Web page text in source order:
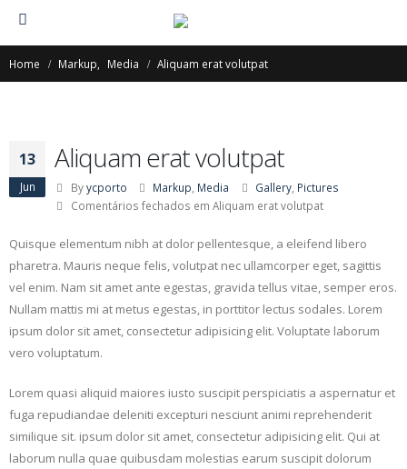
Home Markup Media Aliquam erat volutpat
13
Jun
Aliquam erat volutpat
Byycporto Markup Media Gallery Pictures
Comentários fechados em Aliquam erat volutpat
Quisque elementum nibh at dolor pellentesque, a eleifend libero
pharetra. Mauris neque felis, volutpat nec ullamcorper eget, sagittis
vel enim. Nam sit amet ante egestas, gravida tellus vitae, semper eros.
Nullam mattis mi at metus egestas, in porttitor lectus sodales. Lorem
ipsum dolor sit amet, consectetur adipisicing elit. Voluptate laborum
vero voluptatum.
Lorem quasi aliquid maiores iusto suscipit perspiciatis a aspernatur et
fuga repudiandae deleniti excepturi nesciunt animi reprehenderit
similique sit. ipsum dolor sit amet, consectetur adipisicing elit. Qui at
laborum nulla quae quibusdam molestias earum suscipit dolorum